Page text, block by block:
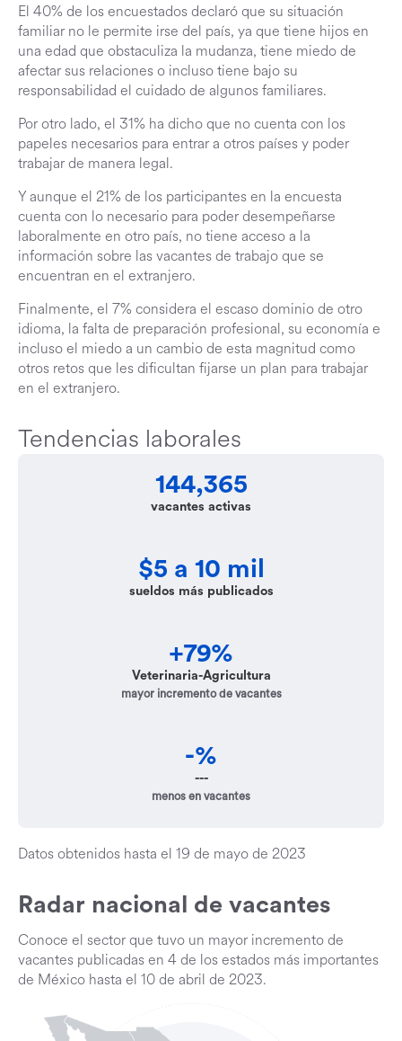
El 40% de los encuestados declaró que su situación
familiar no le permite irse del país, ya que tiene hijos en
una edad que obstaculiza la mudanza, tiene miedo de
afectar sus relaciones o incluso tiene bajo su
responsabilidad el cuidado de algunos familiares.
Por otro lado, el 31% ha dicho que no cuenta con los
papeles necesarios para entrar a otros países y poder
trabajar de manera legal.
Y aunque el 21% de los participantes en la encuesta
cuenta con lo necesario para poder desempeñarse
laboralmente en otro país, no tiene acceso a la
información sobre las vacantes de trabajo que se
encuentran en el extranjero.
Finalmente, el 7% considera el escaso dominio de otro
idioma, la falta de preparación profesional, su economía e
incluso el miedo a un cambio de esta magnitud como
otros retos que les dificultan fijarse un plan para trabajar
en el extranjero.
Tendencias laborales
144,365
vacantes activas
$5 a 10 mil
sueldos más publicados
+79%
Veterinaria-Agricultura
mayor incremento de vacantes
-%
---
menos en vacantes
Datos obtenidos hasta el 19 de mayo de 2023
Radar nacional de vacantes
Conoce el sector que tuvo un mayor incremento de
vacantes publicadas en 4 de los estados más importantes
de México hasta el 10 de abril de 2023.